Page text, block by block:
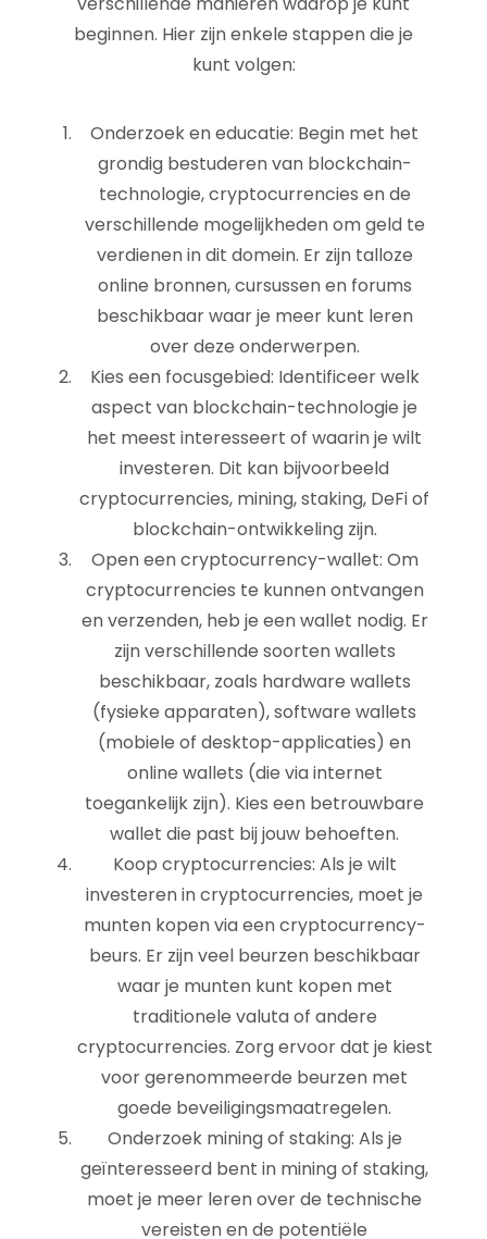
beginnen. Hier zijn enkele stappen die je
kunt volgen:
Onderzoek en educatie: Begin met het
grondig bestuderen van blockchain-
technologie, cryptocurrencies en de
verschillende mogelijkheden om geld te
verdienen in dit domein. Er zijn talloze
online bronnen, cursussen en forums
beschikbaar waar je meer kunt leren
over deze onderwerpen.
Kies een focusgebied: Identificeer welk
aspect van blockchain-technologie je
het meest interesseert of waarin je wilt
investeren. Dit kan bijvoorbeeld
cryptocurrencies, mining, staking, DeFi of
blockchain-ontwikkeling zijn.
Open een cryptocurrency-wallet: Om
cryptocurrencies te kunnen ontvangen
en verzenden, heb je een wallet nodig. Er
zijn verschillende soorten wallets
beschikbaar, zoals hardware wallets
(fysieke apparaten), software wallets
(mobiele of desktop-applicaties) en
online wallets (die via internet
toegankelijk zijn). Kies een betrouwbare
wallet die past bij jouw behoeften.
Koop cryptocurrencies: Als je wilt
investeren in cryptocurrencies, moet je
munten kopen via een cryptocurrency-
beurs. Er zijn veel beurzen beschikbaar
waar je munten kunt kopen met
traditionele valuta of andere
cryptocurrencies. Zorg ervoor dat je kiest
voor gerenommeerde beurzen met
goede beveiligingsmaatregelen.
Onderzoek mining of staking: Als je
geïnteresseerd bent in mining of staking,
moet je meer leren over de technische
vereisten en de potentiële